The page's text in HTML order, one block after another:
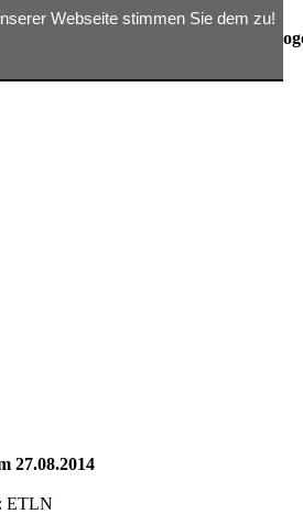
/homepages/31/d362791809/htdocs/rix/
27.08.2014
ETLN
Webseite stimmen Sie dem zu!